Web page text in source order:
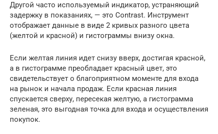
Другой часто используемый индикатор, устраняющий
задержку в показаниях, — это Contrast. Инструмент
отображает данные в виде 2 кривых разного цвета
(желтой и красной) и гистограммы внизу окна.
Если желтая линия идет снизу вверх, достигая красной,
а в гистограмме преобладает красный цвет, это
свидетельствует о благоприятном моменте для входа
на рынок и начала продаж. Если красная линия
спускается сверху, пересекая желтую, а гистограмма
зеленая, это выгодная точка для входа и осуществления
покупок.